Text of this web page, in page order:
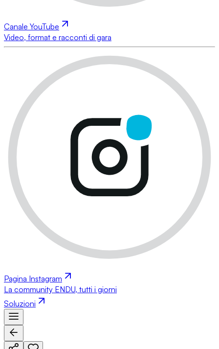
Canale YouTube
Video, format e racconti di gara
Pagina Instagram
La community ENDU, tutti i giorni
Soluzioni